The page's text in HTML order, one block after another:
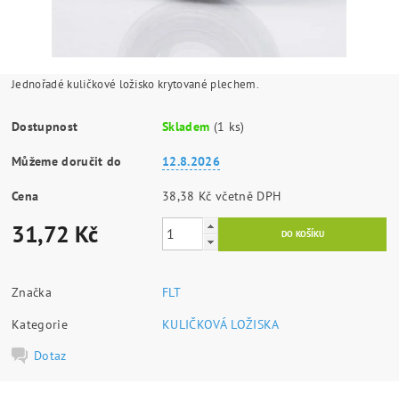
Jednořadé kuličkové ložisko krytované plechem.
Dostupnost Skladem (1 ks)
Můžeme doručit do 12.8.2026
Cena 38,38 Kč včetně DPH
31,72 Kč
Značka
FLT
Kategorie
KULIČKOVÁ LOŽISKA
Dotaz